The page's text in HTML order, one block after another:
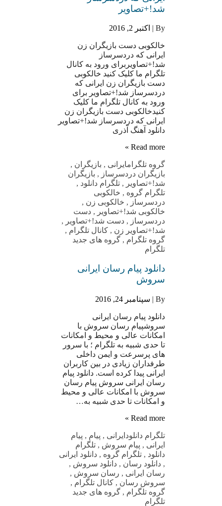
شد!+تصاویر
By | اکتبر 2, 2016
خالکوبی دست بازیگران زن
ایرانی که دردسرساز
شد!+تصاویربرای ورود به کانال
تلگرام ما کلیک کنید خالکوبی
دست بازیگران زن ایرانی که
دردسرساز شد!+تصاویر برای
ورود به کانال تلگرام ما کلیک
کنیدخالکوبی دست بازیگران زن
ایرانی که دردسرساز شد!+تصاویر
دانلود آهنگ آذری
Read more »
گروه تلگرامایرانی , بازیگران ,
بازیگران دردسرساز , بازیگران
شد!+تصاویر , تلگرام دانلود ,
تلگرام گروه , خالکوبی
دردسرساز , خالکوبی زن ,
خالکوبی شد!+تصاویر , دست
دردسرساز , دست شد!+تصاویر ,
شد!+تصاویر زن , کانال تلگرام ,
گروه تلگرام , گروه های جدید
تلگرام
دانلود پیام رسان ایرانی
سروش
By | سپتامبر 24, 2016
دانلود پیام رسان ایرانی
سروشپیام رسان سروش با
امکانات عالی و محیط و امکانات
تا حدی شبیه به تلگرام ؛ با سرور
های پرسرعت و ایمن داخلی
طرفداران زیادی در بین کاربران
ایرانی پیدا کرده است. دانلود پیام
رسان ایرانی سروش پیام رسان
سروش با امکانات عالی و محیط
و امکانات تا حدی شبیه به…
Read more »
تلگرام دانلود ایرانی , پیام , پیام
ایرانی , پیام سروش , تلگرام
دانلود , تلگرام گروه , دانلود ایرانی
, دانلود رسان , دانلود سروش ,
رسان ایرانی , رسان سروش ,
سروش رسان , کانال تلگرام ,
گروه تلگرام , گروه های جدید
تلگرام